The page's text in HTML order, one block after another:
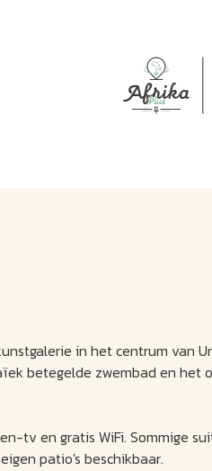
in het centrum van
betegelde zwembad en het
tv en gratis WiFi. Sommige
patio's beschikbaar.